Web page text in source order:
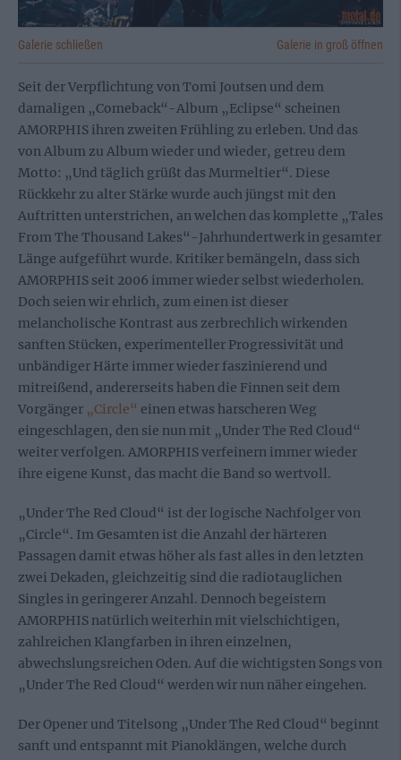
Galerie schließen Galerie in groß öffnen
Seit der Verpflichtung von Tomi Joutsen und dem
damaligen „Comeback“-Album „Eclipse“ scheinen
AMORPHIS ihren zweiten Frühling zu erleben. Und das
von Album zu Album wieder und wieder, getreu dem
Motto: „Und täglich grüßt das Murmeltier“. Diese
Rückkehr zu alter Stärke wurde auch jüngst mit den
Auftritten unterstrichen, an welchen das komplette „Tales
From The Thousand Lakes“-Jahrhundertwerk in gesamter
Länge aufgeführt wurde. Kritiker bemängeln, dass sich
AMORPHIS seit 2006 immer wieder selbst wiederholen.
Doch seien wir ehrlich, zum einen ist dieser
melancholische Kontrast aus zerbrechlich wirkenden
sanften Stücken, experimenteller Progressivität und
unbändiger Härte immer wieder faszinierend und
mitreißend, andererseits haben die Finnen seit dem
Vorgänger „Circle“ einen etwas harscheren Weg
eingeschlagen, den sie nun mit „Under The Red Cloud“
weiter verfolgen. AMORPHIS verfeinern immer wieder
ihre eigene Kunst, das macht die Band so wertvoll.
„Under The Red Cloud“ ist der logische Nachfolger von
„Circle“. Im Gesamten ist die Anzahl der härteren
Passagen damit etwas höher als fast alles in den letzten
zwei Dekaden, gleichzeitig sind die radiotauglichen
Singles in geringerer Anzahl. Dennoch begeistern
AMORPHIS natürlich weiterhin mit vielschichtigen,
zahlreichen Klangfarben in ihren einzelnen,
abwechslungsreichen Oden. Auf die wichtigsten Songs von
„Under The Red Cloud“ werden wir nun näher eingehen.
Der Opener und Titelsong „Under The Red Cloud“ beginnt
sanft und entspannt mit Pianoklängen, welche durch